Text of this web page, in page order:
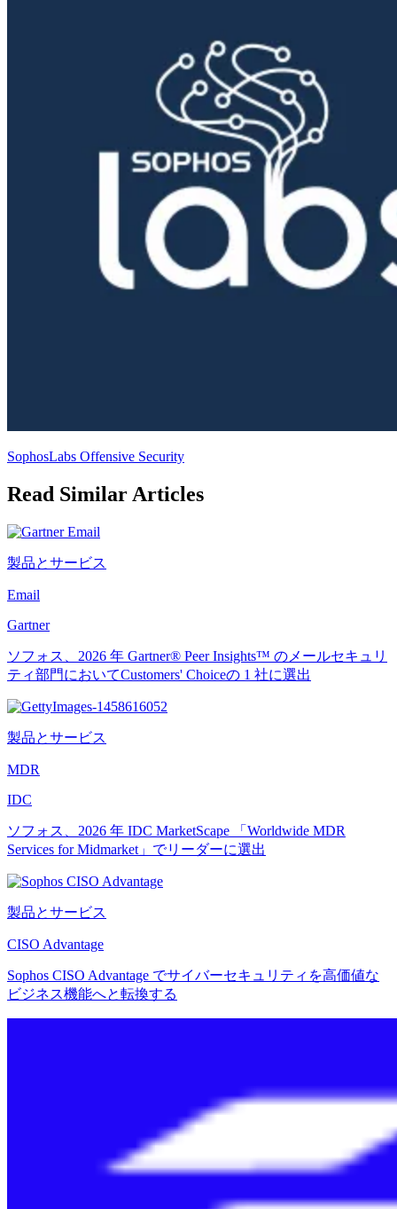
SophosLabs Offensive Security
Read Similar Articles
製品とサービス
Email
Gartner
ソフォス、2026 年 Gartner® Peer Insights™ のメールセキュリ
ティ部門においてCustomers' Choiceの 1 社に選出
製品とサービス
MDR
IDC
ソフォス、2026 年 IDC MarketScape 「Worldwide MDR
Services for Midmarket」でリーダーに選出
製品とサービス
CISO Advantage
Sophos CISO Advantage でサイバーセキュリティを高価値な
ビジネス機能へと転換する